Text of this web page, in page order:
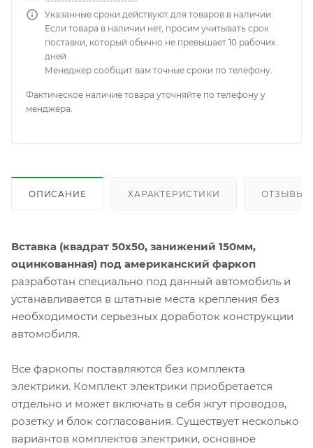
Указанные сроки действуют для товаров в наличии.
Если товара в наличии нет, просим учитывать срок
поставки, который обычно не превышает 10 рабочих
дней.
Менеджер сообщит вам точные сроки по телефону.
Фактическое наличие товара уточняйте по телефону у
менджера.
ОПИСАНИЕ ХАРАКТЕРИСТИКИ ОТЗЫВЫ
Вставка (квадрат 50х50, занижений 150мм,
оцинкованная) под американский фаркоп
разработан специально под данный автомобиль и
устанавливается в штатные места крепления без
необходимости серьезных доработок конструкции
автомобиля.
Все фаркопы поставляются без комплекта
электрики. Комплект электрики приобретается
отдельно и может включать в себя жгут проводов,
розетку и блок согласования. Существует несколько
вариантов комплектов электрики, основное